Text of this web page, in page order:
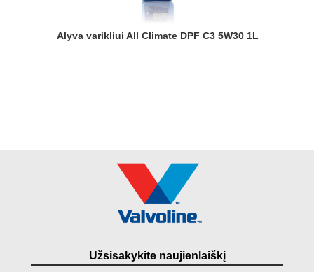
Alyva varikliui All Climate DPF C3 5W30 1L
Užsisakykite naujienlaiškį